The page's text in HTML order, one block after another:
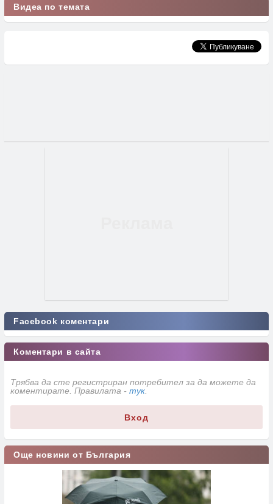
Видеа по темата
Facebook коментари
Коментари в сайта
Трябва да сте регистриран потребител за да можете да
коментирате. Правилата - тук
Вход
Още новини от България